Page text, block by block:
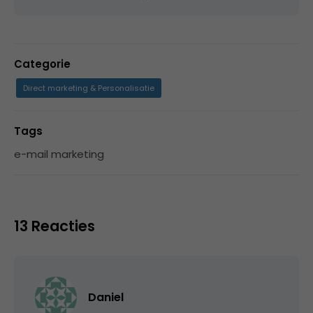
Categorie
Direct marketing & Personalisatie
Tags
e-mail marketing
13 Reacties
Daniel